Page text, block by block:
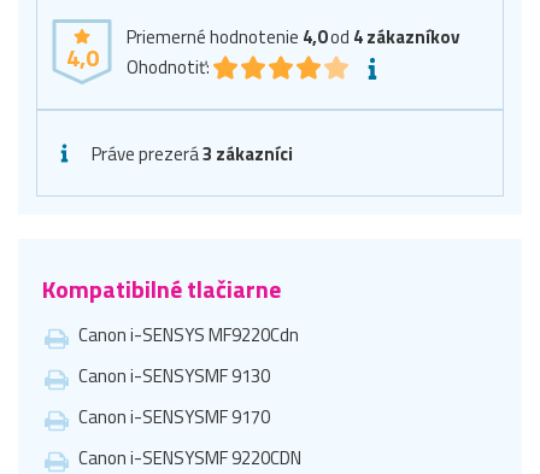
4,0
Priemerné hodnotenie 4,0od 4zákazníkov
Ohodnotiť:
Práve prezerá3 zákazníci
Kompatibilné tlačiarne
Canon i-SENSYS MF9220Cdn
Canon i-SENSYSMF 9130
Canon i-SENSYSMF 9170
Canon i-SENSYSMF 9220CDN